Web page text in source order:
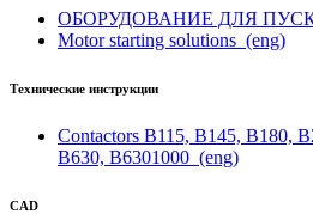
ОБОРУДОВАНИЕ ДЛЯ
Motor starting solutions (eng)
Технические инструкции
Contactors B115, B145, B180,
B630, B6301000 (eng)
CAD